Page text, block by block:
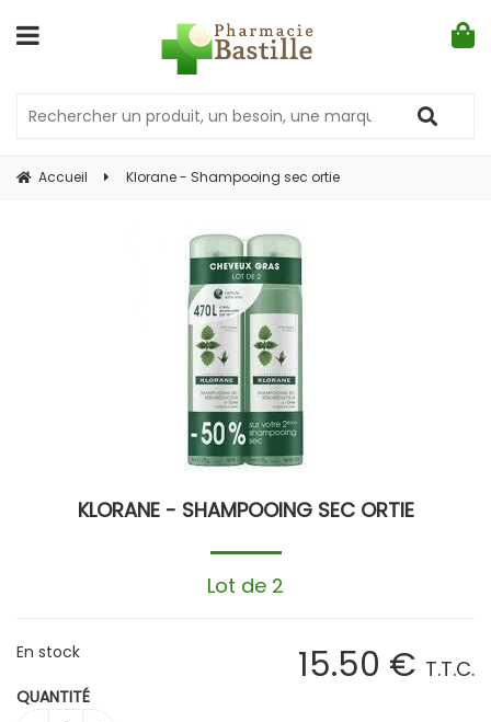
Accueil Klorane - Shampooing sec ortie
KLORANE - SHAMPOOING SEC ORTIE
Lot de 2
15.50 € T.T.C.
En stock
QUANTITÉ